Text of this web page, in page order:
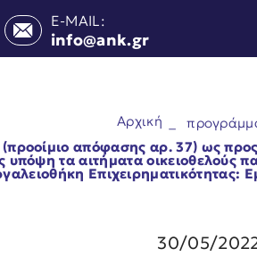
E-MAIL:
info@ank.gr
Αρχική
απόφασης αρ. 37) ως
τα αιτήματα οικειοθελούς
Επιχειρηματικότητας:
30/05/